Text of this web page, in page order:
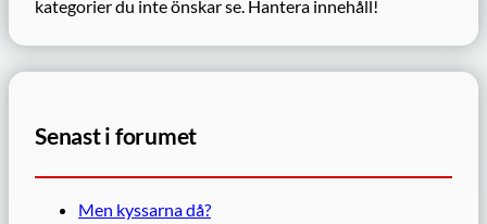
kategorier du inte önskar se. Hantera innehåll!
Senast i forumet
Men kyssarna då?